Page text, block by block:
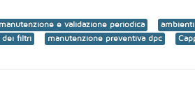
manutenzione e validazione periodica
dei filtri manutenzione preventiva dpc